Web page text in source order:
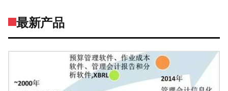
最新产品